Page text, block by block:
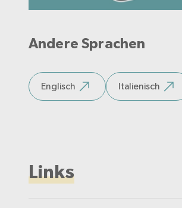
Andere Sprachen
Englisch Italienisch
Links